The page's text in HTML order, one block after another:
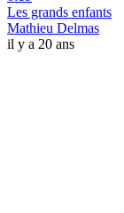
Les grands enfants
Mathieu Delmas
il y a 20 ans